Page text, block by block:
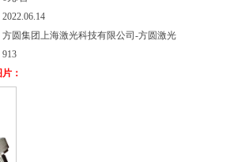
圆集团上海激光科技有限公司-方圆激光
913
：